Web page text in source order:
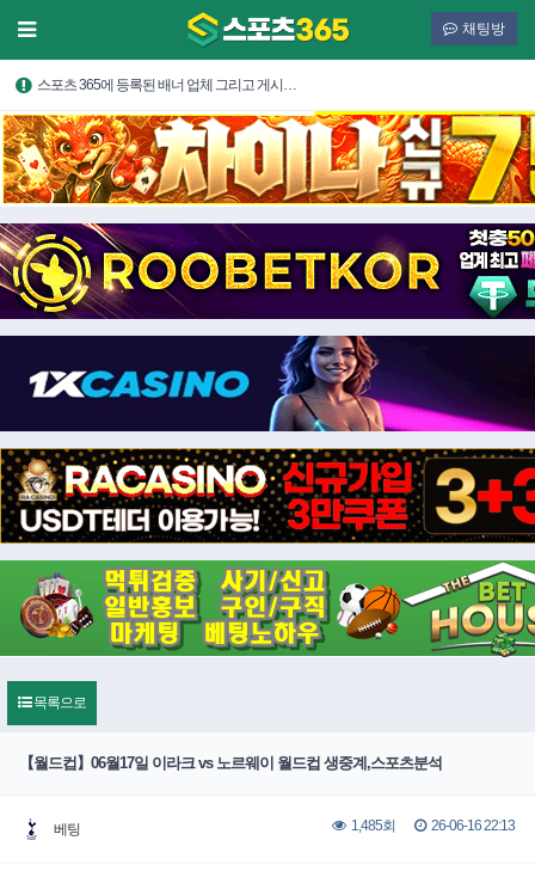
채팅방
스포츠 365에 등록된 배너 업체 그리고 게시…
목록으로
【월드컵】06월17일 이라크 vs 노르웨이 월드컵 생중계,스포츠분석
베팅 1,485회 26-06-16 22:13